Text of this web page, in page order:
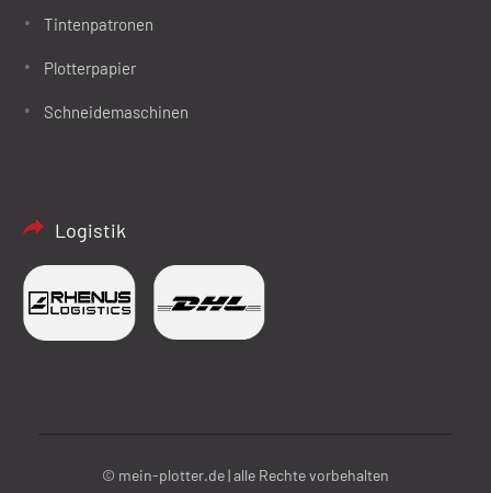
Tintenpatronen
Plotterpapier
Schneidemaschinen
Logistik
© mein-plotter.de | alle Rechte vorbehalten